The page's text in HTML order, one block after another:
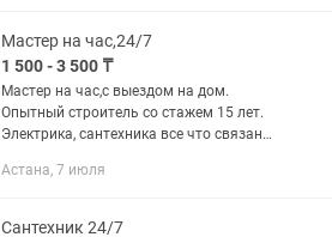
Вынос...
Мастер на час,24/7
1 500 - 3 500 ₸
Мастер на час,с выездом на дом.
Опытный строитель со стажем 15 лет.
Электрика, сантехника все что связано
инструменты и расходники всегда с
Астана, 7 июля
Сантехник 24/7